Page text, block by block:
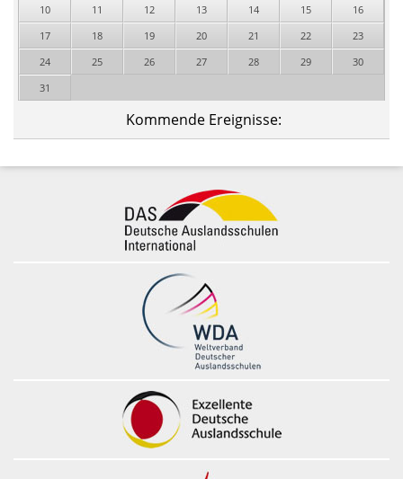
10
11 12 13 14 15
16
17
18 19 20 21 22
23
24
25 26 27 28 29
30
31
Kommende Ereignisse: